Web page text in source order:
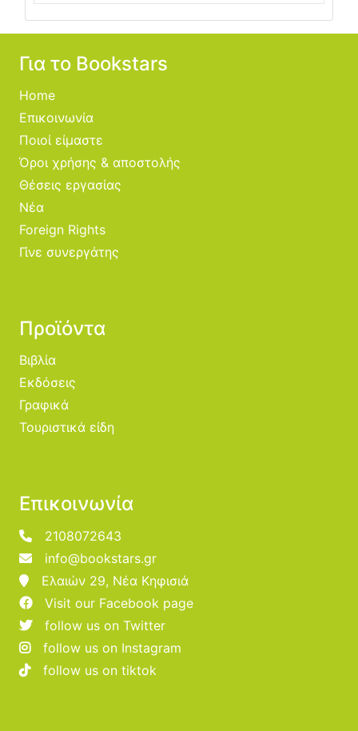
Για το Bookstars
Home
Επικοινωνία
Ποιοί είμαστε
Όροι χρήσης & αποστολής
Θέσεις εργασίας
Νέα
Foreign Rights
Γίνε συνεργάτης
Προϊόντα
Βιβλία
Εκδόσεις
Γραφικά
Τουριστικά είδη
Επικοινωνία
2108072643
info@bookstars.gr
Ελαιών 29, Νέα Κηφισιά
Visit our Facebook page
follow us on Twitter
follow us on Instagram
follow us on tiktok